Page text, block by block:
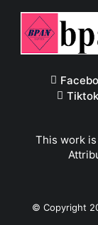
Tiktok
This work
© Copyright